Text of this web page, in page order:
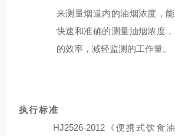
来测量烟道内的油烟浓度，
快速和准确的测量油烟浓度
的效率，减轻监测的工作量。
执行标准
HJ2526-2012 《便携式饮食